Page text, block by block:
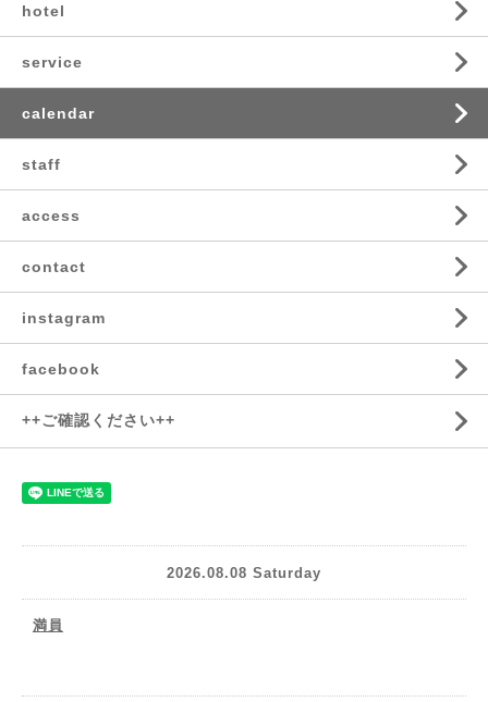
hotel
service
calendar
staff
access
contact
instagram
facebook
++ご確認ください++
2026.08.08 Saturday
満員